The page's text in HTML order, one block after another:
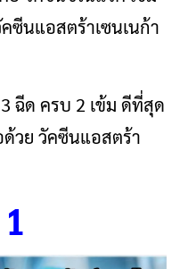
ซีนแอสตร้าเซนเนก้า
ฉีด ครบ 2 เข้ม ดีที่สุด
วย วัคซีนแอสตร้า